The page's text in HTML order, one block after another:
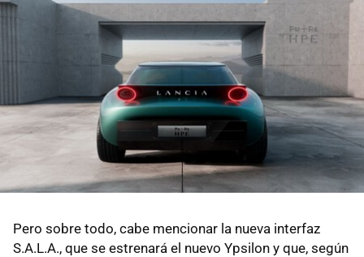
Pero sobre todo, cabe mencionar la nueva interfaz
S.A.L.A., que se estrenará el nuevo Ypsilon y que, según